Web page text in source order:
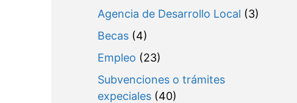
Agencia de Desarrollo Local (3)
Becas(4)
Empleo (23)
Subvenciones o trámites
expeciales(40)